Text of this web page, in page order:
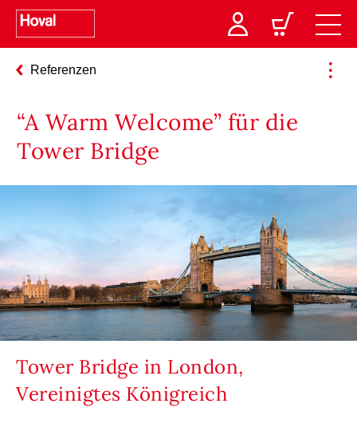
Referenzen
“A Warm Welcome” für die
Tower Bridge
Tower Bridge in London,
Vereinigtes Königreich